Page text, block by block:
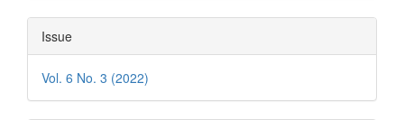
Issue
Vol. 6 No. 3 (2022)